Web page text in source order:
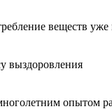
веществ уже
выздоровления
опытом